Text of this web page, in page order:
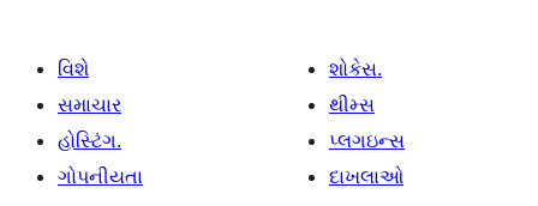
વિશે
સમાચાર
હોસ્ટિંગ.
ગોપનીયતા
શોકેસ.
થીમ્સ
પ્લગઇન્સ
દાખલાઓ